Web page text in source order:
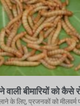
वाली बीमारियों को कैसे
के लिए, प्रजनकों को